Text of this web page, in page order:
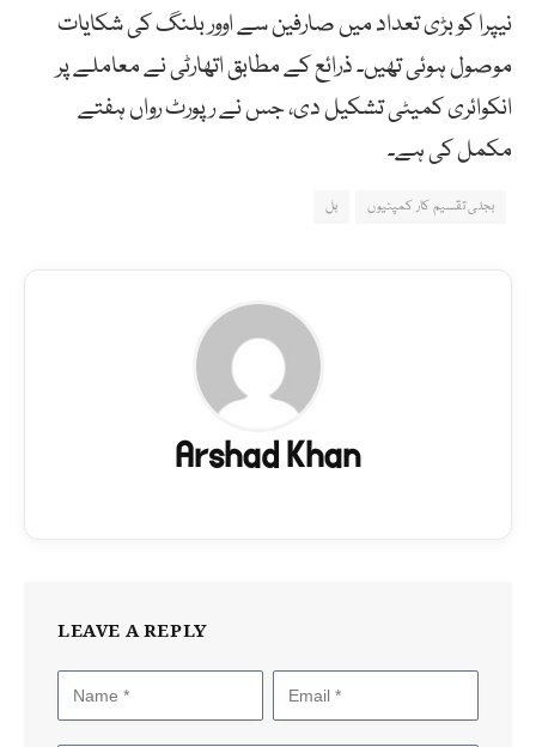
نیپرا کو بڑی تعداد میں صارفین سے اوور بلنگ کی شکایات
موصول ہوئی تھیں۔ ذرائع کے مطابق اتھارٹی نے معاملے پر
انکوائری کمیٹی تشکیل دی، جس نے رپورٹ رواں ہفتے
مکمل کی ہے۔
بجلی تقسیم کار کمپنیوں بل
Arshad Khan
LEAVE A REPLY